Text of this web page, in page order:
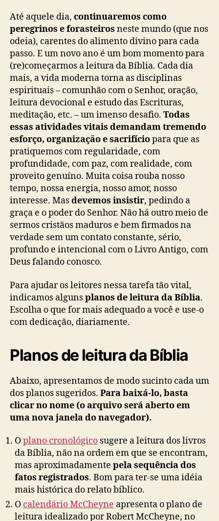
Até aquele dia, continuaremos como
peregrinos e forasteiros neste mundo (que nos
odeia), carentes do alimento divino para cada
passo. E um novo ano é um bom momento para
(re)começarmos a leitura da Bíblia. Cada dia
mais, a vida moderna torna as disciplinas
espirituais – comunhão com o Senhor, oração,
leitura devocional e estudo das Escrituras,
meditação, etc. – um imenso desafio. Todas
essas atividades vitais demandam tremendo
esforço, organização e sacrifíciopara que as
pratiquemos com regularidade, com
profundidade, com paz, com realidade, com
proveito genuíno. Muita coisa rouba nosso
tempo, nossa energia, nosso amor, nosso
interesse. Masdevemos insistir, pedindo a
graça e o poder do Senhor. Não há outro meio de
sermos cristãos maduros e bem firmados na
verdade sem um contato constante, sério,
profundo e intencional com o Livro Antigo, com
Deus falando conosco.
Para ajudar os leitores nessa tarefa tão vital,
indicamos algunsplanos de leitura da Bíblia.
Escolha o que for mais adequado a você e use-o
com dedicação, diariamente.
Planos de leitura da Bíblia
Abaixo, apresentamos de modo sucinto cada um
dos planos sugeridos. Para baixá-lo, basta
clicar no nome (o arquivo será aberto em
uma nova janela do navegador).
Oplano cronológico sugere a leitura dos livros
da Bíblia, não na ordem em que se encontram,
mas aproximadamente pela sequência dos
fatos registrados. Bom para ter-se uma idéia
mais histórica do relato bíblico.
O calendário McCheyne apresenta o plano de
leitura idealizado por Robert McCheyne, no